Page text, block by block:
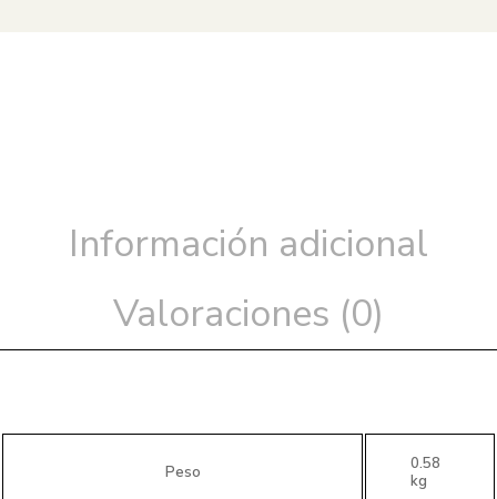
Información adicional
Valoraciones (0)
Peso
0.58
kg